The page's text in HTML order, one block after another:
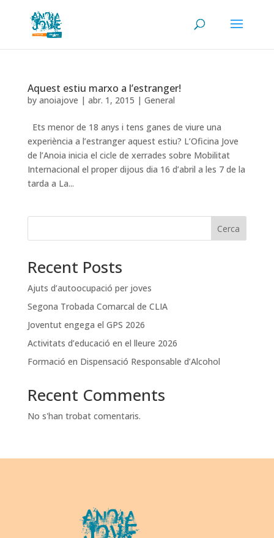
Aquest estiu marxo a l’estranger!
by anoiajove | abr. 1, 2015 | General
Ets menor de 18 anys i tens ganes de viure una
experiència a l’estranger aquest estiu? L’Oficina Jove
de l’Anoia inicia el cicle de xerrades sobre Mobilitat
Internacional el proper dijous dia 16 d’abril a les 7 de la
tarda a La...
Cerca
Recent Posts
Ajuts d’autoocupació per joves
Segona Trobada Comarcal de CLIA
Joventut engega el GPS 2026
Activitats d’educació en el lleure 2026
Formació en Dispensació Responsable d’Alcohol
Recent Comments
No s'han trobat comentaris.